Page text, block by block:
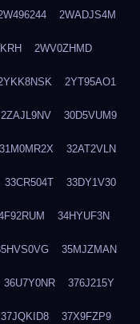
2WADJS4M
2WV0ZHMD
2YT95AO1
2ZAJL9NV 30D5VUM9
31M0MR2X 32AT2VLN
33CR504T 33DY1V30
34HYUF3N
35MJZMAN
36U7Y0NR 376J215Y
37JQKID8 37X9FZP9